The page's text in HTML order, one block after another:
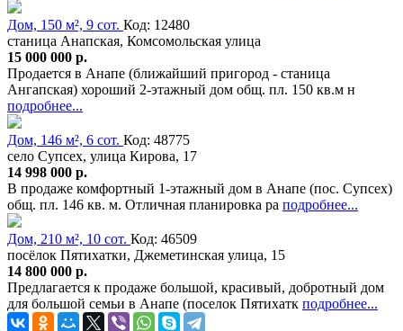
Дом, 150 м², 9 сот. Код: 12480
станица Анапская, Комсомольская улица
15 000 000 р.
Продается в Анапе (ближайший пригород - станица
Ангапская) хороший 2-этажный дом общ. пл. 150 кв.м н
подробнее...
Дом, 146 м², 6 сот. Код: 48775
село Супсех, улица Кирова, 17
14 998 000 р.
В продаже комфортный 1-этажный дом в Анапе (пос. Супсех)
общ. пл. 146 кв. м. Отличная планировка ра подробнее...
Дом, 210 м², 10 сот. Код: 46509
посёлок Пятихатки, Джеметинская улица, 15
14 800 000 р.
Предлагается к продаже большой, красивый, добротный дом
для большой семьи в Анапе (поселок Пятихатк подробнее...